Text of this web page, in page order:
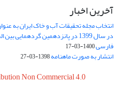
آخرین اخبار
انتخاب مجله تحقیقات آب و خاک ایران به
در سال 1399 در پانزدهمین
فارسی1400-03-17
انتشار به صورت ماهنامه1398-03-27
Non Commercial 4.0